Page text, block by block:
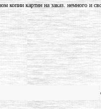
картин на заказ. немного и